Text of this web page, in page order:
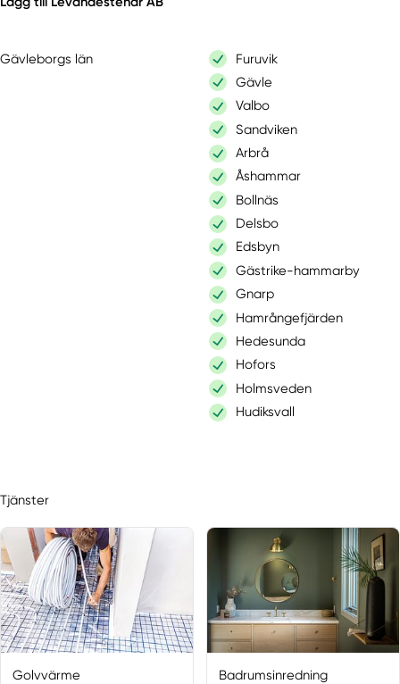
Gävleborgs län
Furuvik
Gävle
Valbo
Sandviken
Arbrå
Åshammar
Bollnäs
Delsbo
Edsbyn
Gästrike-hammarby
Gnarp
Hamrångefjärden
Hedesunda
Hofors
Holmsveden
Hudiksvall
Norrala
Ockelbo
Rengsjö
Segersta
Söderhamn
Storvik
Voxnabruk
Tjänster
Golvvärme
Badrumsinredning